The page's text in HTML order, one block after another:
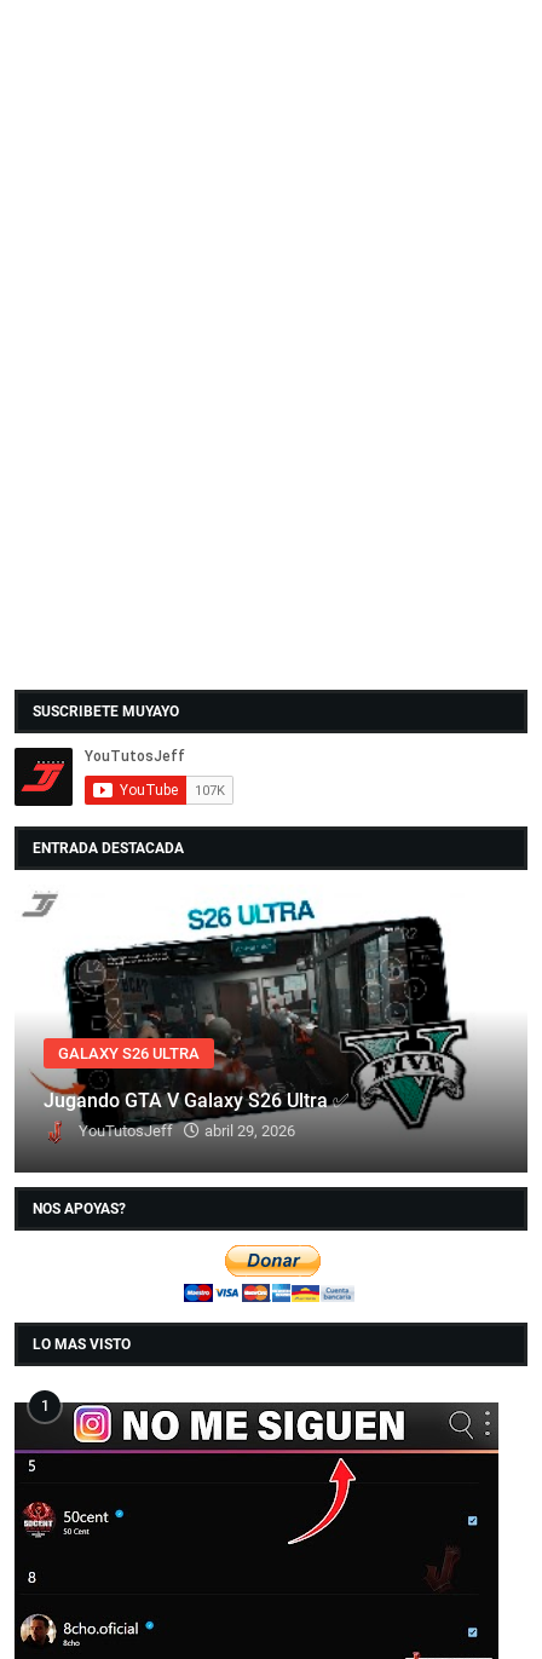
SUSCRIBETE MUYAYO
ENTRADA DESTACADA
GALAXY S26 ULTRA
Jugando GTA V Galaxy S26 Ultra ✅
YouTutosJeff abril 29, 2026
NOS APOYAS?
LO MAS VISTO